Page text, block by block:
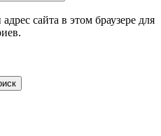
сайта в этом браузере для